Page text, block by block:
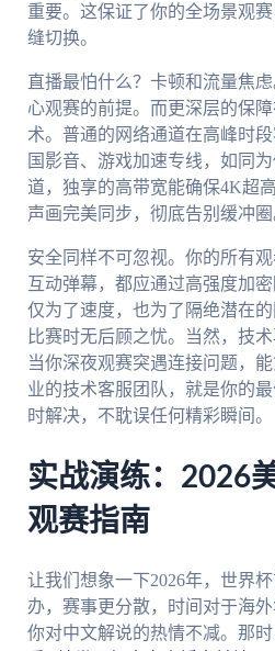
重要。这保证了你的全场景观
缝切换。
直播最怕什么？卡顿和流量焦
心观赛的前提。而更深层的保
术。普通的网络通道在高峰时
国影音、游戏加速专线，如同
道，独享的高带宽能确保4K超
声画完美同步，彻底告别缓冲圈
安全同样不可忽视。你的所有
互动弹幕，都应通过高强度加
仅为了速度，也为了隔绝潜在
比赛时无后顾之忧。当然，技
当你深夜观赛突遇连接问题，
业的技术客服团队，就是你的
时解决，不耽误任何精彩瞬间。
实战演练：2026
观赛指南
让我们想象一下2026年，世界
办，赛事更分散，时间对于海
你对中文解说的热情不减。那